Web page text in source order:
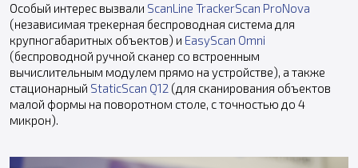
Особый интерес вызвали ScanLine TrackerScan ProNova
(независимая трекерная беспроводная система для
крупногабаритных объектов) и EasyScan Omni
(беспроводной ручной сканер со встроенным
вычислительным модулем прямо на устройстве), а также
стационарный StaticScan Q12 (для сканирования объектов
малой формы на поворотном столе, с точностью до 4
микрон).